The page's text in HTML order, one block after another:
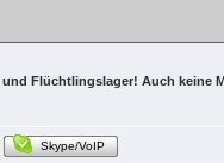
und Flüchtlingslager! Auch keine
Skype/VoIP